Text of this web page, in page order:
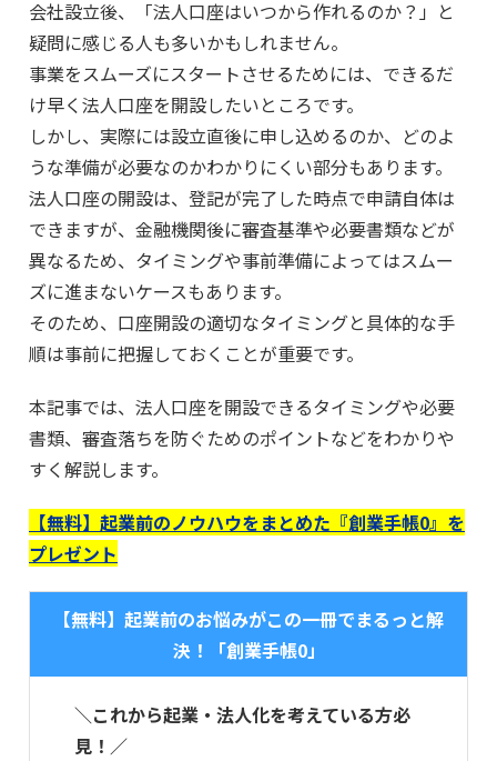
会社設立後、「法人口座はいつから作れるのか？」と
疑問に感じる人も多いかもしれません。
事業をスムーズにスタートさせるためには、できるだ
け早く法人口座を開設したいところです。
しかし、実際には設立直後に申し込めるのか、どのよ
うな準備が必要なのかわかりにくい部分もあります。
法人口座の開設は、登記が完了した時点で申請自体は
できますが、金融機関後に審査基準や必要書類などが
異なるため、タイミングや事前準備によってはスムー
ズに進まないケースもあります。
そのため、口座開設の適切なタイミングと具体的な手
順は事前に把握しておくことが重要です。
本記事では、法人口座を開設できるタイミングや必要
書類、審査落ちを防ぐためのポイントなどをわかりや
すく解説します。
【無料】起業前のノウハウをまとめた『創業手帳0』を
プレゼント
【無料】起業前のお悩みがこの一冊でまるっと解
決！「創業手帳0」
＼これから起業・法人化を考えている方必
見！／